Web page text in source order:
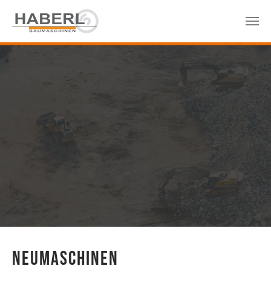
Neumaschinen